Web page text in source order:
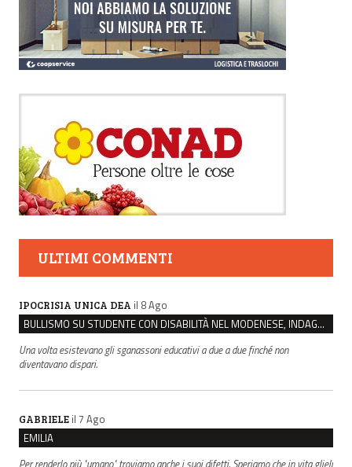
ULTIMI COMMENTI
IPOCRISIA UNICA DEA il 8 Ago
BULLISMO SU STUDENTE CON DISABILITÀ NEL MODENESE, INDAGATI DUE RAGAZZI DI 16 ANNI
Una volta esistevano gli sganassoni educativi a due a due finché non
diventavano dispari.
GABRIELE il 7 Ago
EMILIA
Per renderlo più "umano" troviamo anche i suoi difetti. Speriamo che in vita glieli